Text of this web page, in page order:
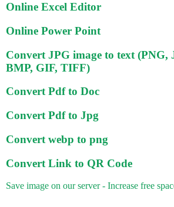
Online Excel Editor
Online Power Point
Convert JPG image to text (PNG,
BMP, GIF, TIFF)
Convert Pdf to Doc
Convert Pdf to Jpg
Convert webp to png
Convert Link to QR Code
Save image on our server - Increase free